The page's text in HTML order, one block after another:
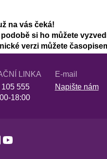
na vás čeká!
si ho můžete
verzi můžete
LINKA
555
18:00
E-mail
Napište nám